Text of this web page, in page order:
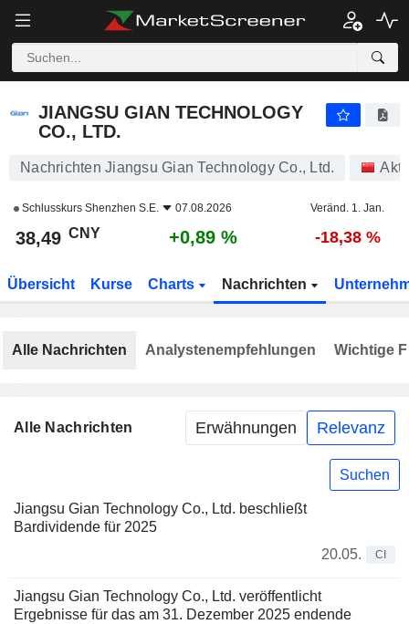
JIANGSU GIAN TECHNOLOGY
CO., LTD.
Nachrichten Jiangsu Gian Technology Co., Ltd.
Schlusskurs Shenzhen S.E. 07.08.2026 Veränd. 1. Jan.
38,49 CNY +0,89 % -18,38 %
Übersicht Kurse Charts Nachrichten
Alle Nachrichten Erwähnungen Relevanz
Suchen
Jiangsu Gian Technology Co., Ltd. beschließt
Bardividende für 2025
20.05.
CI
Jiangsu Gian Technology Co., Ltd. veröffentlicht
Ergebnisse für das am 31. Dezember 2025 endende
Alle Nachrichten Analystenempfehlungen Wichtige